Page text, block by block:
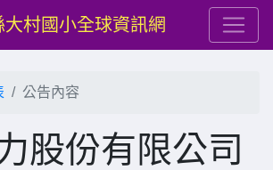
大村國小全球資訊網
公告內容
股份有限公司